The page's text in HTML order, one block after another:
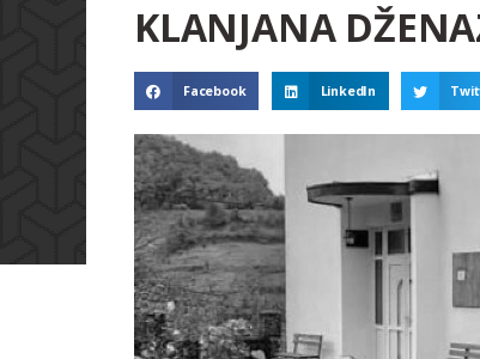
KLANJANA
Facebook LinkedIn